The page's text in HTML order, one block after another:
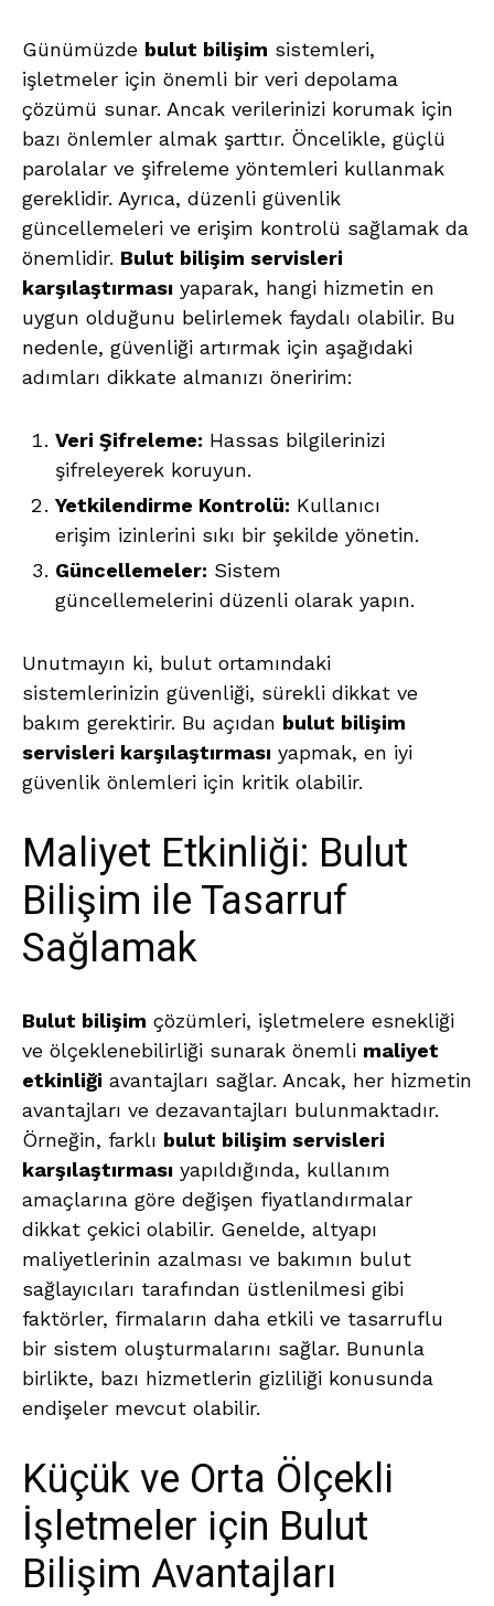
Günümüzde bulut bilişim sistemleri,
işletmeler için önemli bir veri depolama
çözümü sunar. Ancak verilerinizi korumak için
bazı önlemler almak şarttır. Öncelikle, güçlü
parolalar ve şifreleme yöntemleri kullanmak
gereklidir. Ayrıca, düzenli güvenlik
güncellemeleri ve erişim kontrolü sağlamak da
önemlidir. Bulut bilişim servisleri
karşılaştırması yaparak, hangi hizmetin en
uygun olduğunu belirlemek faydalı olabilir. Bu
nedenle, güvenliği artırmak için aşağıdaki
adımları dikkate almanızı öneririm:
Veri Şifreleme: Hassas bilgilerinizi
şifreleyerek koruyun.
Yetkilendirme Kontrolü: Kullanıcı
erişim izinlerini sıkı bir şekilde yönetin.
Güncellemeler: Sistem
güncellemelerini düzenli olarak yapın.
Unutmayın ki, bulut ortamındaki
sistemlerinizin güvenliği, sürekli dikkat ve
bakım gerektirir. Bu açıdan bulut bilişim
servisleri karşılaştırması yapmak, en iyi
güvenlik önlemleri için kritik olabilir.
Maliyet Etkinliği: Bulut
Bilişim ile Tasarruf
Sağlamak
Bulut bilişim çözümleri, işletmelere esnekliği
ve ölçeklenebilirliği sunarak önemli maliyet
etkinliği avantajları sağlar. Ancak, her hizmetin
avantajları ve dezavantajları bulunmaktadır.
Örneğin, farklı bulut bilişim servisleri
karşılaştırması yapıldığında, kullanım
amaçlarına göre değişen fiyatlandırmalar
dikkat çekici olabilir. Genelde, altyapı
maliyetlerinin azalması ve bakımın bulut
sağlayıcıları tarafından üstlenilmesi gibi
faktörler, firmaların daha etkili ve tasarruflu
bir sistem oluşturmalarını sağlar. Bununla
birlikte, bazı hizmetlerin gizliliği konusunda
endişeler mevcut olabilir.
Küçük ve Orta Ölçekli
İşletmeler için Bulut
Bilişim Avantajları